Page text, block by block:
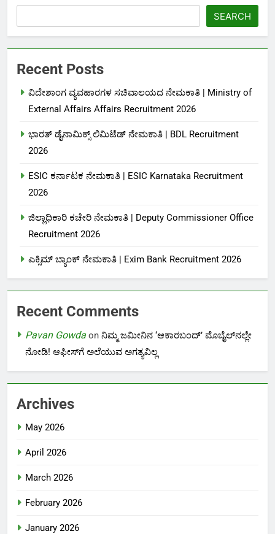
SEARCH
Recent Posts
ವಿದೇಶಾಂಗ ವ್ಯವಹಾರಗಳ ಸಚಿವಾಲಯದ ನೇಮಕಾತಿ | Ministry of
External Affairs Affairs Recruitment 2026
ಭಾರತ್ ಡೈನಾಮಿಕ್ಸ್ ಲಿಮಿಟೆಡ್ ನೇಮಕಾತಿ | BDL Recruitment
2026
ESIC ಕರ್ನಾಟಕ ನೇಮಕಾತಿ | ESIC Karnataka Recruitment
2026
ಜಿಲ್ಲಾಧಿಕಾರಿ ಕಚೇರಿ ನೇಮಕಾತಿ | Deputy Commissioner Office
Recruitment 2026
ಎಕ್ಸಿಮ್ ಬ್ಯಾಂಕ್ ನೇಮಕಾತಿ |‌ Exim Bank Recruitment 2026
Recent Comments
Pavan Gowda on ನಿಮ್ಮ ಜಮೀನಿನ ‘ಆಕಾರಬಂದ್’ ಮೊಬೈಲ್‌ನಲ್ಲೇ
ನೋಡಿ! ಆಫೀಸ್‌ಗೆ ಅಲೆಯುವ ಅಗತ್ಯವಿಲ್ಲ
Archives
May 2026
April 2026
March 2026
February 2026
January 2026